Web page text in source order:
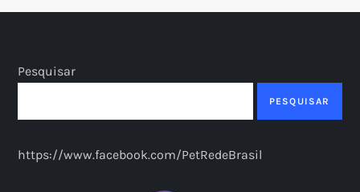
Pesquisar
PESQUISAR
https://www.facebook.com/PetRedeBrasil